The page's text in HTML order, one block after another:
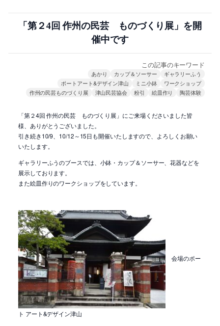
「第２4回 作州の民芸 ものづくり展」を開
催中です
この記事のキーワード
あかり カップ＆ソーサー
ギャラリーふう
ポートアート&デザイン津山
ミニ小鉢
ワークショップ
作州の民芸ものづくり展
津山民芸協会 粉引 絵皿作り 陶芸体験
「第２4回 作州の民芸 ものづくり展」にご来場くださいました皆
様、ありがとうございました。
引き続き10/9、10/12～15日も開催いたしますので、よろしくお願い
いたします。
ギャラリーふうのブースでは、小鉢・カップ＆ソーサー、花器などを
展示しております。
また絵皿作りのワークショップをしています。
会場のポー
ト アート&デザイン津山